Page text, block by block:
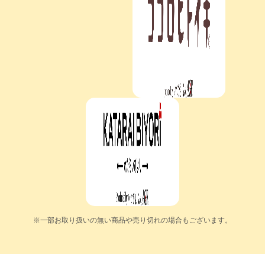
※一部お取り扱いの無い商品や売り切れの場合もございます。